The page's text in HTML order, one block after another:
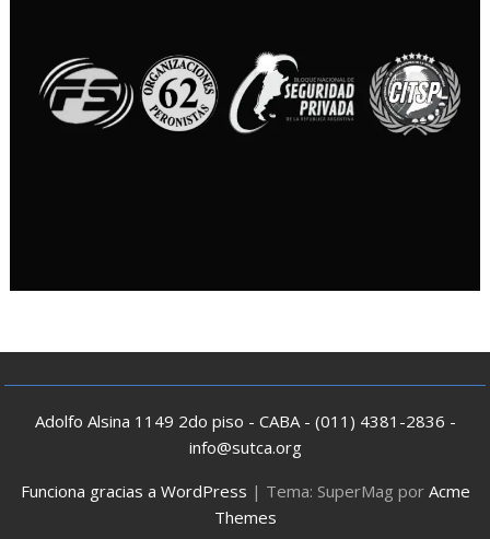
Adolfo Alsina 1149 2do piso - CABA - (011) 4381-2836 -
info@sutca.org
Funciona gracias a WordPress | Tema: SuperMag por Acme
Themes